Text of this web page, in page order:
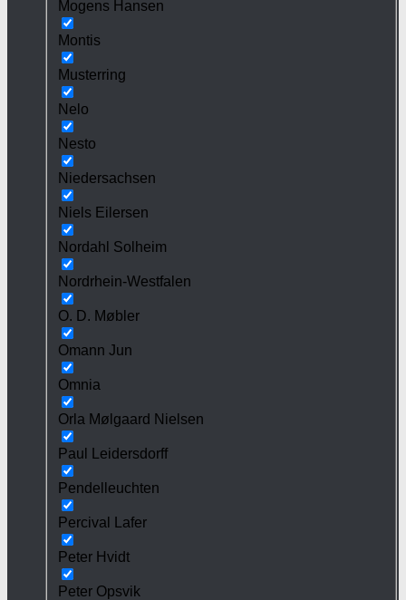
Mogens Hansen
Montis
Musterring
Nelo
Nesto
Niedersachsen
Niels Eilersen
Nordahl Solheim
Nordrhein-Westfalen
O. D. Møbler
Omann Jun
Omnia
Orla Mølgaard Nielsen
Paul Leidersdorff
Pendelleuchten
Percival Lafer
Peter Hvidt
Peter Opsvik